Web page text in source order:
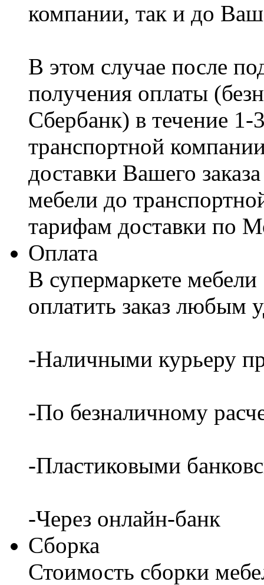
компании, так и до
В этом случае после
получения оплаты
Сбербанк) в течение
транспортной
доставки Вашего
мебели до
тарифам доставки по
Оплата
В супермаркете
оплатить заказ любым
-Наличными курьеру
-По безналичному
-Пластиковыми
-Через онлайн-банк
Сборка
Стоимость сборки